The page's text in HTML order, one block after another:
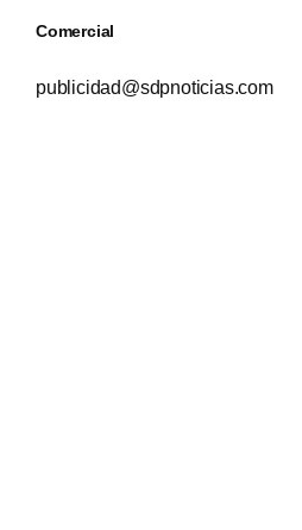
Comercial
publicidad@sdpnoticias.com